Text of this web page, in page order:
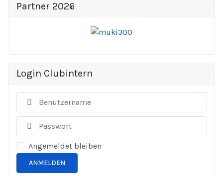
Partner 2026
Login Clubintern
Angemeldet bleiben
ANMELDEN